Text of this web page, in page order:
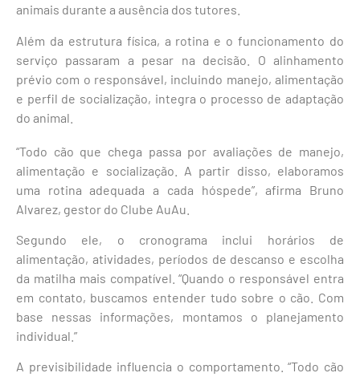
animais durante a ausência dos tutores.
Além da estrutura física, a rotina e o funcionamento do
serviço passaram a pesar na decisão. O alinhamento
prévio com o responsável, incluindo manejo, alimentação
e perfil de socialização, integra o processo de adaptação
do animal.
“Todo cão que chega passa por avaliações de manejo,
alimentação e socialização. A partir disso, elaboramos
uma rotina adequada a cada hóspede”, afirma Bruno
Alvarez, gestor do Clube AuAu.
Segundo ele, o cronograma inclui horários de
alimentação, atividades, períodos de descanso e escolha
da matilha mais compatível. “Quando o responsável entra
em contato, buscamos entender tudo sobre o cão. Com
base nessas informações, montamos o planejamento
individual.”
A previsibilidade influencia o comportamento. “Todo cão